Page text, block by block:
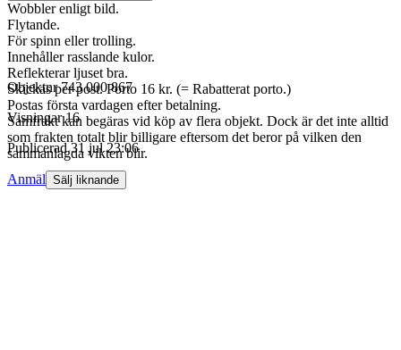
Wobbler enligt bild.
Flytande.
För spinn eller trolling.
Innehåller rasslande kulor.
Reflekterar ljuset bra.
Skickas per post. Porto 16 kr. (= Rabatterat porto.)
Postas första vardagen efter betalning.
Samfrakt kan begäras vid köp av flera objekt. Dock är det inte alltid
som frakten totalt blir billigare eftersom det beror på vilken den
sammanlagda vikten blir.
Objektnr 743 000 867
Visningar 16
Publicerad 31 jul 23:06
Anmäl Sälj liknande